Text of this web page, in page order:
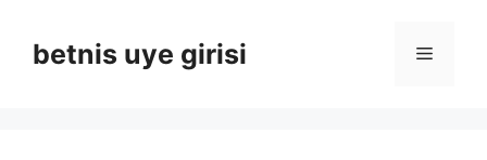
betnis uye girisi Menü